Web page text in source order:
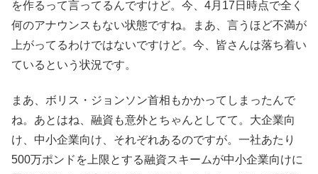
を作るって言ってるんですけど。今、4月17日時点で全く
何のアナウンスもない状態ですね。まあ、言うほど不満が
上がってるわけではないですけど。今、皆さんは落ち着い
ているという状況です。
まあ、ボリス・ジョンソン首相もかかってしまったんで
ね。あとはね、融資も意外とちゃんとしてて。大企業向
け、中小企業向け、それぞれあるのですが。一社あたり
500万ポンドを上限とする融資スキームが中小企業向けに